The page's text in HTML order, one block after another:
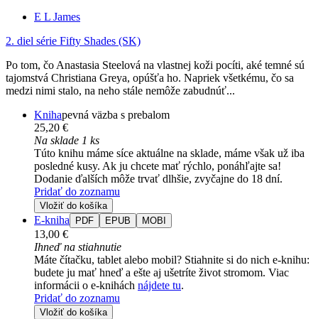
E L James
2. diel série Fifty Shades (SK)
Po tom, čo Anastasia Steelová na vlastnej koži pocíti, aké temné sú
tajomstvá Christiana Greya, opúšťa ho. Napriek všetkému, čo sa
medzi nimi stalo, na neho stále nemôže zabudnúť...
Knihapevná väzba s prebalom
25,20 €
Na sklade 1 ks
Túto knihu máme síce aktuálne na sklade, máme však už iba
posledné kusy. Ak ju chcete mať rýchlo, ponáhľajte sa!
Dodanie ďalších môže trvať dlhšie, zvyčajne do 18 dní.
Pridať do zoznamu
Vložiť do košíka
E-kniha PDF EPUB MOBI
13,00 €
Ihneď na stiahnutie
Máte čítačku, tablet alebo mobil? Stiahnite si do nich e-knihu:
budete ju mať hneď a ešte aj ušetríte život stromom. Viac
informácii o e-knihách nájdete tu.
Pridať do zoznamu
Vložiť do košíka